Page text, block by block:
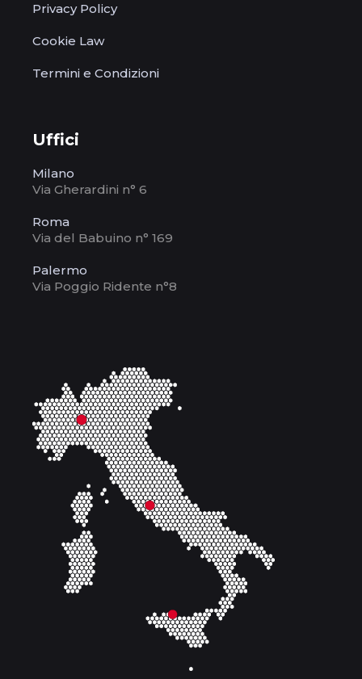
Privacy Policy
Cookie Law
Termini e Condizioni
Uffici
Milano
Via Gherardini n° 6
Roma
Via del Babuino n° 169
Palermo
Via Poggio Ridente n°8